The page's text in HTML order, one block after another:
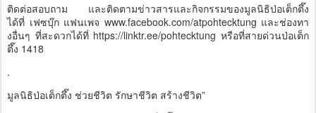
ติดต่อสอบถาม และติดตามข่าวสารและกิจกรรมของมูลนิธิป่อเต็กตึ๊ง
ได้ที่ เฟซบุ๊ก แฟนเพจ www.facebook.com/atpohtecktung และช่องทา
งอื่นๆ ที่สะดวกได้ที่ https://linktr.ee/pohtecktung หรือที่สายด่วนป่อเต็ก
ตึ๊ง 1418
.
มูลนิธิป่อเต็กตึ๊ง ช่วยชีวิต รักษาชีวิต สร้างชีวิต”